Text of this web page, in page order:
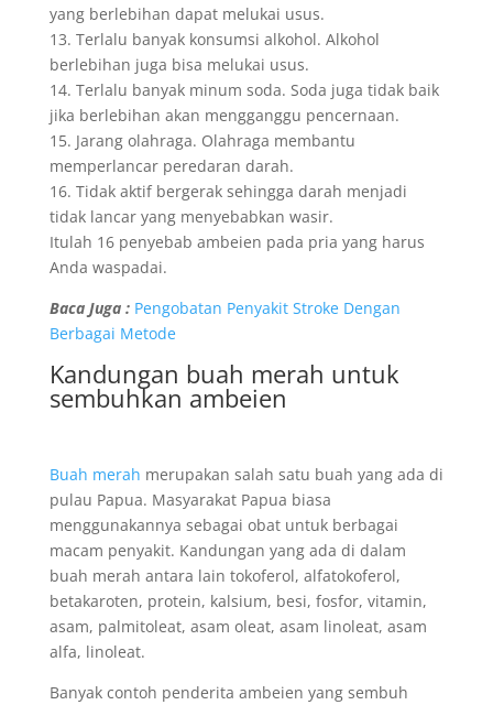
yang berlebihan dapat melukai usus.
13. Terlalu banyak konsumsi alkohol. Alkohol
berlebihan juga bisa melukai usus.
14. Terlalu banyak minum soda. Soda juga tidak baik
jika berlebihan akan mengganggu pencernaan.
15. Jarang olahraga. Olahraga membantu
memperlancar peredaran darah.
16. Tidak aktif bergerak sehingga darah menjadi
tidak lancar yang menyebabkan wasir.
Itulah 16 penyebab ambeien pada pria yang harus
Anda waspadai.
Baca Juga : Pengobatan Penyakit Stroke Dengan
Berbagai Metode
Kandungan buah merah untuk
sembuhkan ambeien
Buah merah merupakan salah satu buah yang ada di
pulau Papua. Masyarakat Papua biasa
menggunakannya sebagai obat untuk berbagai
macam penyakit. Kandungan yang ada di dalam
buah merah antara lain tokoferol, alfatokoferol,
betakaroten, protein, kalsium, besi, fosfor, vitamin,
asam, palmitoleat, asam oleat, asam linoleat, asam
alfa, linoleat.
Banyak contoh penderita ambeien yang sembuh